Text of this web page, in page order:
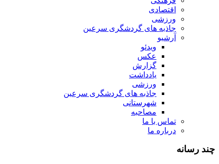
اقتصادی
ورزشی
جاذبه های گردشگری سرعین
آرشیو
ویدئو
عکس
گزارش
یادداشت
ورزشی
جاذبه های گردشگری سرعین
شهرستانی
مصاحبه
تماس با ما
درباره ما
چند رسانه